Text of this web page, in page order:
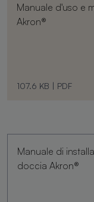
Manuale d'uso e
Akron®
107.6 KB | PDF
Manuale di
doccia Akron®